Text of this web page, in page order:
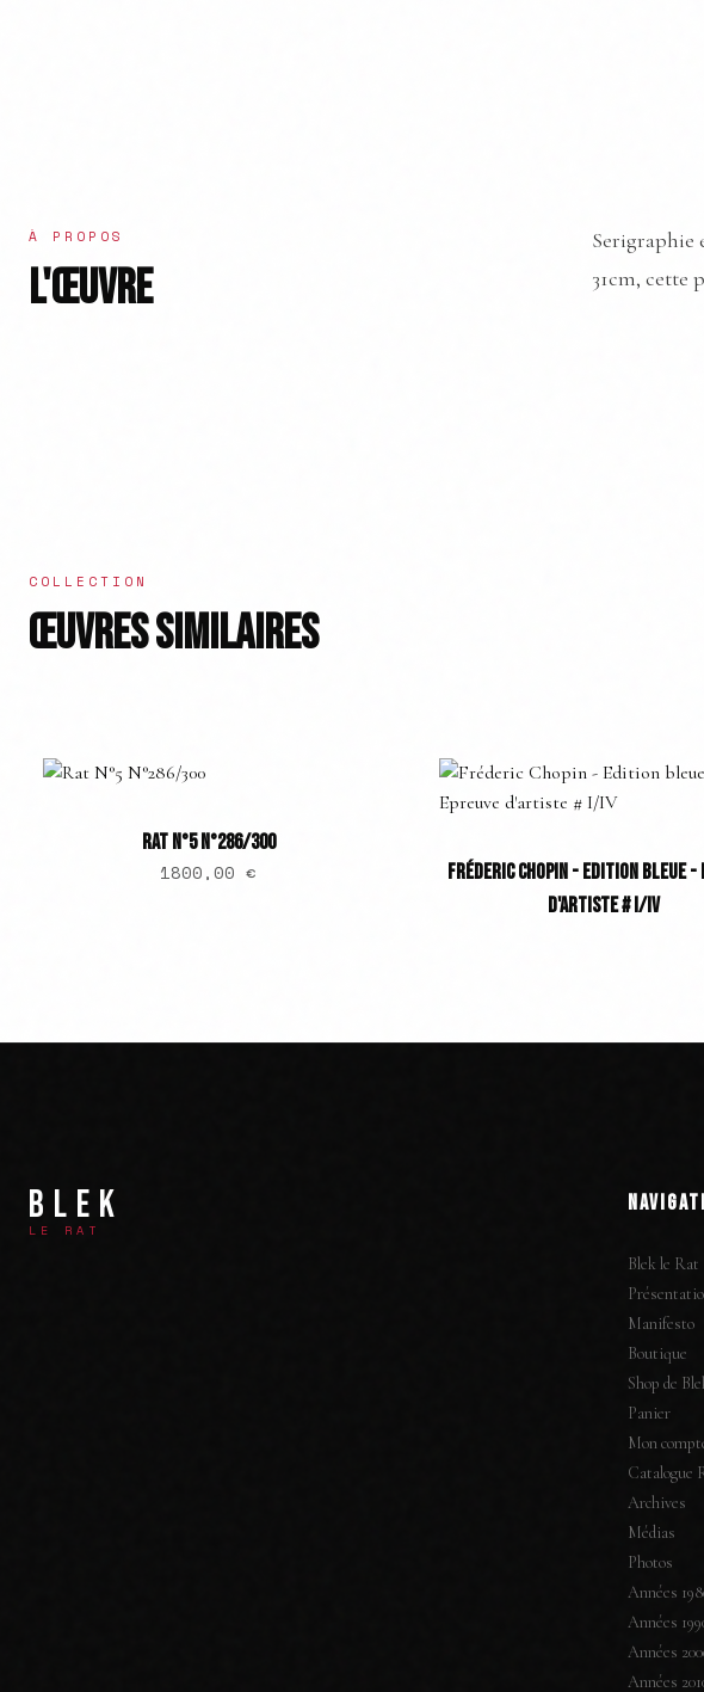
À PROPOS
L'ŒUVRE
Serigraphie
31cm, cette
COLLECTION
ŒUVRES SIMILAIRES
RAT N°5 N°286/300
1800,00€
FRÉDERIC CHOPIN - EDITION BLEUE -
D'ARTISTE # I/IV
BLEK
LE RAT
Blek le Rat
Manifesto
Boutique
Shop de
Panier
Mon
Catalogue
Archives
Médias
Photos
Années
Années
Années
Années